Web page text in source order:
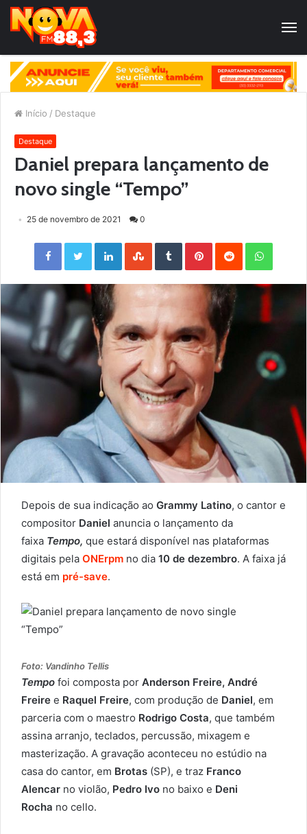
Início / Destaque
Destaque
Daniel prepara lançamento de
novo single “Tempo”
25 de novembro de 2021 0
Facebook Twitter LinkedIn StumbleUpon Tumblr Pinterest Reddit
Depois de sua indicação ao Grammy Latino, o cantor e
compositor Daniel anuncia o lançamento da
faixa Tempo, que estará disponível nas plataformas
digitais pela ONErpm no dia 10 de dezembro. A faixa já
está em pré-save.
Foto: Vandinho Tellis
Tempo foi composta por Anderson Freire, André
Freire e Raquel Freire, com produção de Daniel, em
parceria com o maestro Rodrigo Costa, que também
assina arranjo, teclados, percussão, mixagem e
masterização. A gravação aconteceu no estúdio na
casa do cantor, em Brotas (SP), e traz Franco
Alencar no violão, Pedro Ivo no baixo e Deni
Rocha no cello.